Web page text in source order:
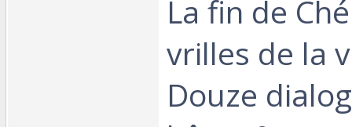
La fin de
vrilles de la
Douze